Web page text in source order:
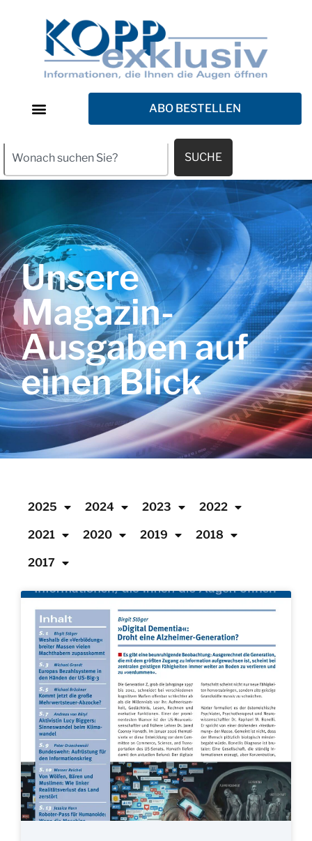
ABO BESTELLEN
SUCHE
Unsere
Magazin-
Ausgaben auf
einen Blick
2025 2024 2023 2022
2021 2020 2019 2018
2017